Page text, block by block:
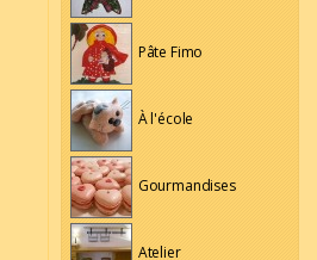
Pâte Fimo
À l'école
Gourmandises
Atelier